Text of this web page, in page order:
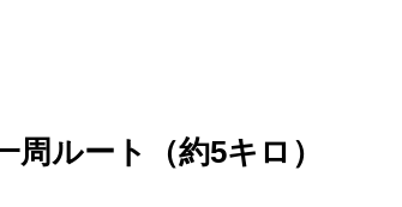
周ルート（約5キロ）